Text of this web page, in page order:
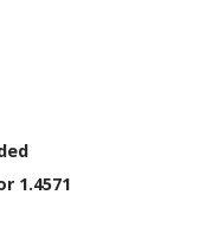
1.4571